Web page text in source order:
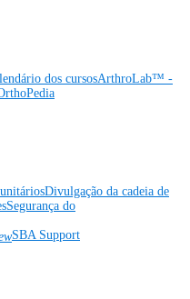
dos cursosArthroLab™ -
Divulgação da cadeia de
Segurança do
SBA Support